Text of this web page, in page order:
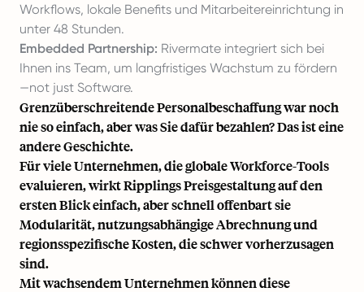
Workflows, lokale Benefits und Mitarbeitereinrichtung in
unter 48 Stunden.
Embedded Partnership: Rivermate integriert sich bei
Ihnen ins Team, um langfristiges Wachstum zu fördern
—not just Software.
Grenzüberschreitende Personalbeschaffung war noch
nie so einfach, aber was Sie dafür bezahlen? Das ist eine
andere Geschichte.
Für viele Unternehmen, die globale Workforce-Tools
evaluieren, wirkt Ripplings Preisgestaltung auf den
ersten Blick einfach, aber schnell offenbart sie
Modularität, nutzungsabhängige Abrechnung und
regionsspezifische Kosten, die schwer vorherzusagen
sind.
Mit wachsendem Unternehmen können diese